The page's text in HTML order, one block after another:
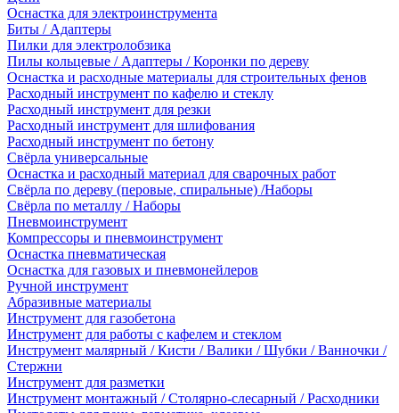
Оснастка для электроинструмента
Биты / Адаптеры
Пилки для электролобзика
Пилы кольцевые / Адаптеры / Коронки по дереву
Оснастка и расходные материалы для строительных фенов
Расходный инструмент по кафелю и стеклу
Расходный инструмент для резки
Расходный инструмент для шлифования
Расходный инструмент по бетону
Свёрла универсальные
Оснастка и расходный материал для сварочных работ
Свёрла по дереву (перовые, спиральные) /Наборы
Свёрла по металлу / Наборы
Пневмоинструмент
Компрессоры и пневмоинструмент
Оснастка пневматическая
Оснастка для газовых и пневмонейлеров
Ручной инструмент
Абразивные материалы
Инструмент для газобетона
Инструмент для работы с кафелем и стеклом
Инструмент малярный / Кисти / Валики / Шубки / Ванночки /
Стержни
Инструмент для разметки
Инструмент монтажный / Столярно-слесарный / Расходники